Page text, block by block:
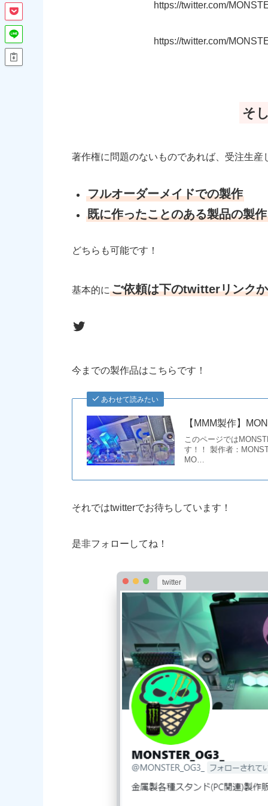
https://twitter.com/
https://twitter.com/
そ
著作権に問題のないものであれば、受注生産
フルオーダーメイドでの製作
既に作ったことのある製品の製作
どちらも可能です！
基本的にご依頼は下のtwitterリンク
monsterさんのtwitter
今までの製作品はこちらです！
あわせて読みたい
【MMM製作】
このページでは
す！！ 製作者：
MO…
それではtwitterでお待ちしています！
是非フォローしてね！
twitter